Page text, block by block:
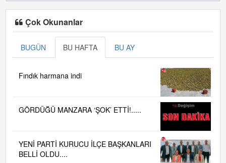
Çok Okunanlar
BUGÜN BU HAFTA BU AY
Fındık harmana indi
GÖRDÜĞÜ MANZARA ‘ŞOK’ ETTİ!.....
YENİ PARTİ KURUCU İLÇE BAŞKANLARI
BELLİ OLDU....